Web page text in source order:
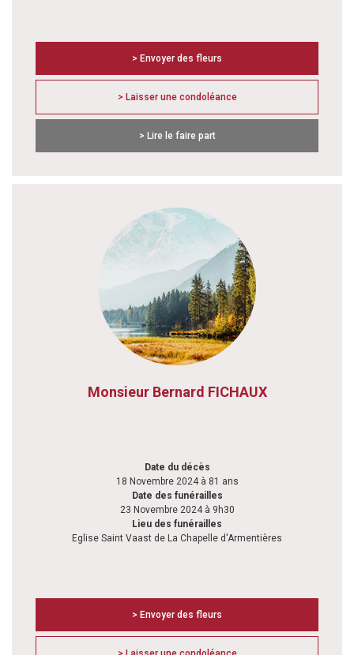
> Envoyer des fleurs
> Laisser une condoléance
> Lire le faire part
Monsieur Bernard FICHAUX
Date du décès
18 Novembre 2024 à 81 ans
Date des funérailles
23 Novembre 2024 à 9h30
Lieu des funérailles
Eglise Saint Vaast de La Chapelle d'Armentières
> Envoyer des fleurs